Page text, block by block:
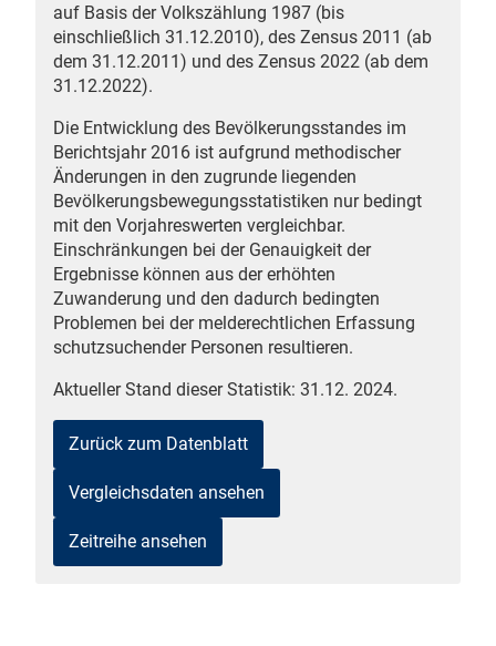
auf Basis der Volkszählung 1987 (bis
einschließlich 31.12.2010), des Zensus 2011 (ab
dem 31.12.2011) und des Zensus 2022 (ab dem
31.12.2022).
Die Entwicklung des Bevölkerungsstandes im
Berichtsjahr 2016 ist aufgrund methodischer
Änderungen in den zugrunde liegenden
Bevölkerungsbewegungsstatistiken nur bedingt
mit den Vorjahreswerten vergleichbar.
Einschränkungen bei der Genauigkeit der
Ergebnisse können aus der erhöhten
Zuwanderung und den dadurch bedingten
Problemen bei der melderechtlichen Erfassung
schutzsuchender Personen resultieren.
Aktueller Stand dieser Statistik: 31.12. 2024.
Zurück zum Datenblatt
Vergleichsdaten ansehen
Zeitreihe ansehen